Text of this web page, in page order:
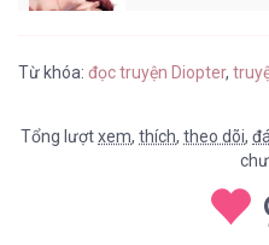
Diopter
Từ khóa: đọc truyện Diopter,
Tổng lượtxem, thích, theo dõi,